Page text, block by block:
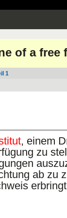
of a free
1
, einem
zu
ab zu